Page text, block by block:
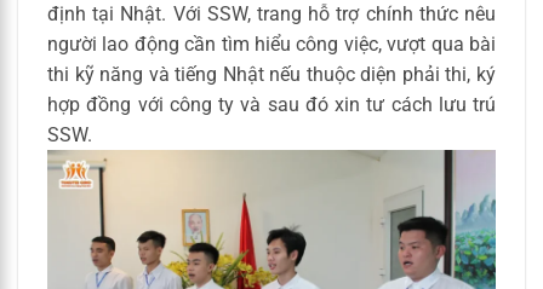
định tại Nhật. Với SSW, trang hỗ trợ chính thức nêu
người lao động cần tìm hiểu công việc, vượt qua bài
thi kỹ năng và tiếng Nhật nếu thuộc diện phải thi, ký
hợp đồng với công ty và sau đó xin tư cách lưu trú
SSW.